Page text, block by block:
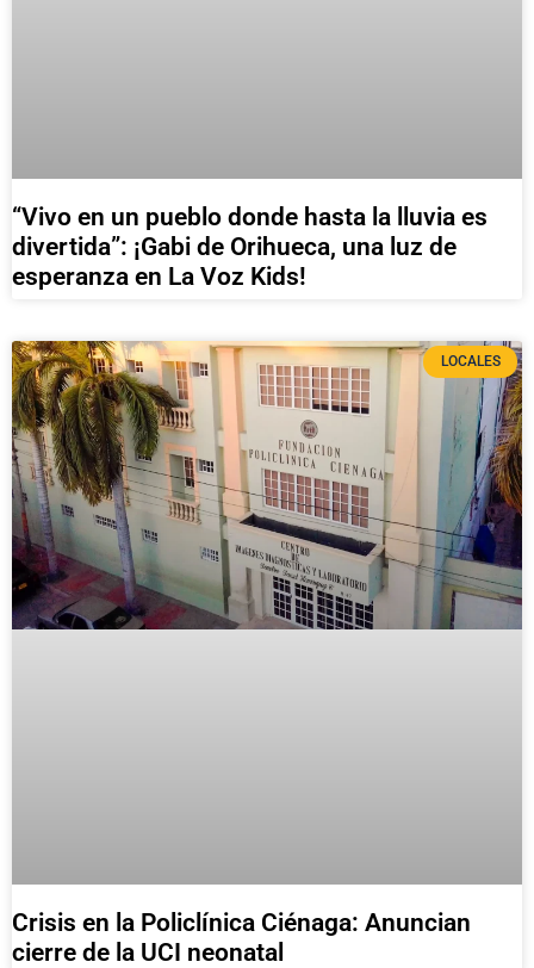
“Vivo en un pueblo donde hasta la lluvia es
divertida”: ¡Gabi de Orihueca, una luz de
esperanza en La Voz Kids!
LOCALES
Crisis en la Policlínica Ciénaga: Anuncian
cierre de la UCI neonatal